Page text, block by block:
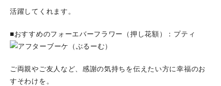
活躍してくれます。
■おすすめのフォーエバーフラワー（押し花額）：プティ
ご両親やご友人など、感謝の気持ちを伝えたい方に幸福のお
すそわけを。